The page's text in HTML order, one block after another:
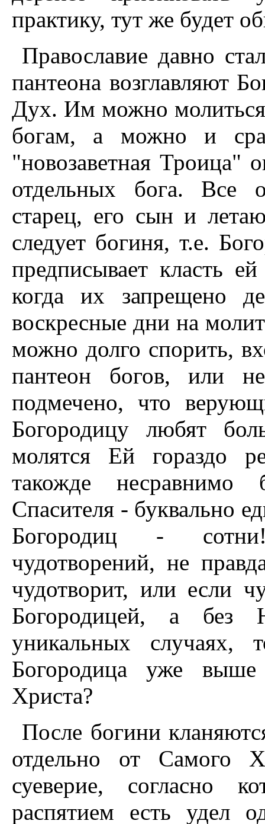
практику, тут же будет
Православие давно
пантеона возглавляют
Дух. Им можно молиться
богам, а можно и
"новозаветная Троица"
отдельных бога. Все
старец, его сын и
следует богиня, т.е.
предписывает класть
когда их запрещено
воскресные дни на
можно долго спорить,
пантеон богов, или
подмечено, что
Богородицу любят
молятся Ей гораздо
такожде несравнимо
Спасителя - буквально
Богородиц -
чудотворений, не
чудотворит, или если
Богородицей, а
уникальных случаях,
Богородица уже
Христа?
После богини
отдельно от Самого
суеверие, согласно
распятием есть удел